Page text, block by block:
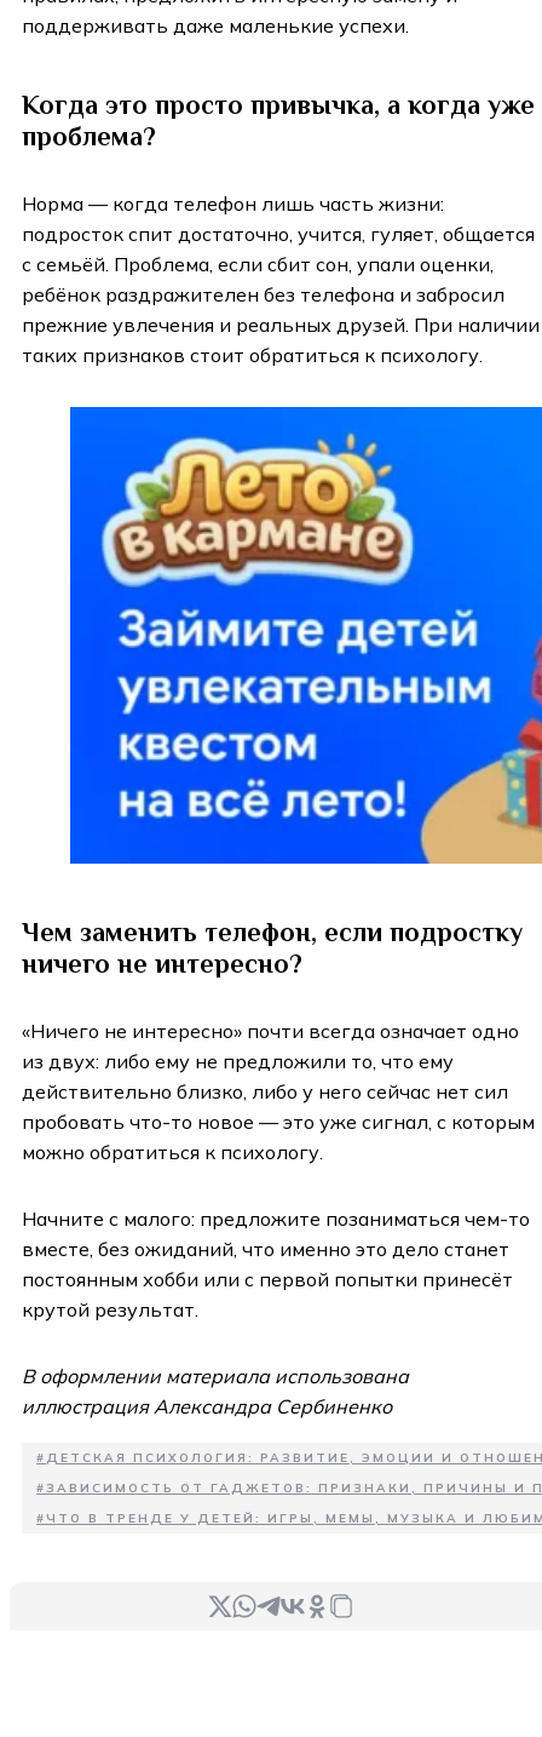
поддерживать даже маленькие успехи.
Когда это просто привычка, а когда уже
проблема?
Норма — когда телефон лишь часть жизни:
подросток спит достаточно, учится, гуляет, общается
с семьёй. Проблема, если сбит сон, упали оценки,
ребёнок раздражителен без телефона и забросил
прежние увлечения и реальных друзей. При наличии
таких признаков стоит обратиться к психологу.
Чем заменить телефон, если подростку
ничего не интересно?
«Ничего не интересно» почти всегда означает одно
из двух: либо ему не предложили то, что ему
действительно близко, либо у него сейчас нет сил
пробовать что-то новое — это уже сигнал, с которым
можно обратиться к психологу.
Начните с малого: предложите позаниматься чем-то
вместе, без ожиданий, что именно это дело станет
постоянным хобби или с первой попытки принесёт
крутой результат.
В оформлении материала использована
иллюстрация Александра Сербиненко
# ДЕТСКАЯ ПСИХОЛОГИЯ: РАЗВИТИЕ, ЭМОЦИИ И
#ЗАВИСИМОСТЬ ОТ ГАДЖЕТОВ: ПРИЗНАКИ, ПРИЧИНЫ И
#ЧТО В ТРЕНДЕ У ДЕТЕЙ: ИГРЫ, МЕМЫ, МУЗЫКА И